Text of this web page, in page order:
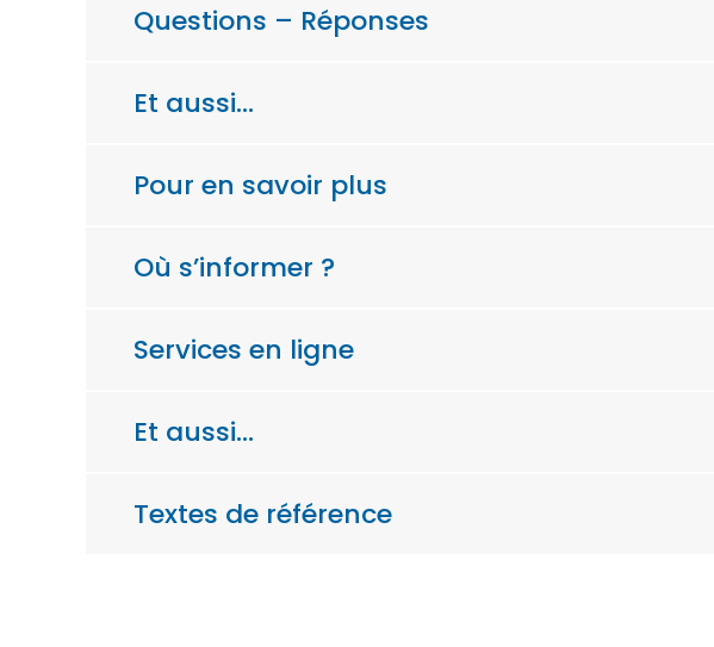
Questions – Réponses
Et aussi…
Pour en savoir plus
Où s’informer ?
Services en ligne
Et aussi…
Textes de référence